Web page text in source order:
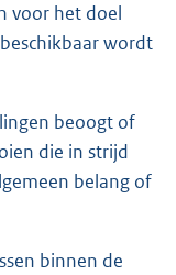
voor het doel
wordt
beoogt of
die in strijd
belang of
binnen de